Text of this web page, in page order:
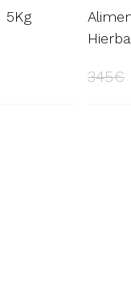
5Kg
345